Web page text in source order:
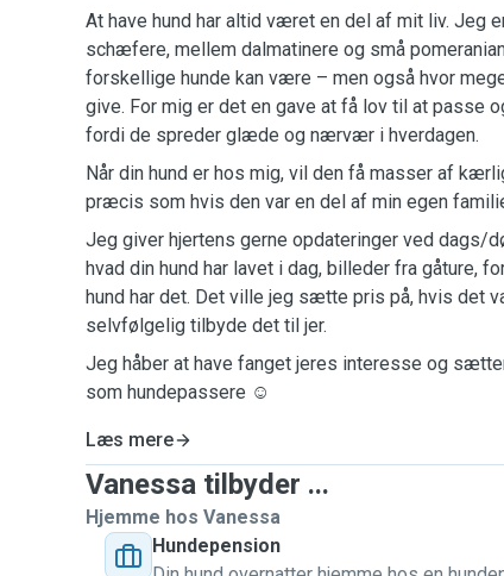
At have hund har altid været en del af mit liv. Jeg
schæfere, mellem dalmatinere og små
forskellige hunde kan være – men også hvor
give. For mig er det en gave at få lov til at passe
fordi de spreder glæde og nærvær i hverdagen.
Når din hund er hos mig, vil den få masser af
præcis som hvis den var en del af min egen
Jeg giver hjertens gerne opdateringer ved dags/
hvad din hund har lavet i dag, billeder fra gåture,
hund har det. Det ville jeg sætte pris på, hvis det
selvfølgelig tilbyde det til jer.
Jeg håber at have fanget jeres interesse og
som hundepassere ☺️
Læs mere
Vanessa tilbyder ...
Hjemme hos Vanessa
Hundepension